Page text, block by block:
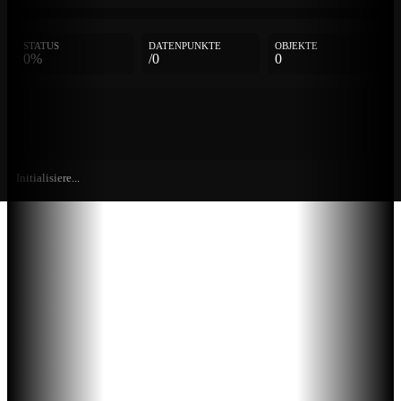
STATUS
0%
DATENPUNKTE
/0
OBJEKTE
0
Initialisiere...